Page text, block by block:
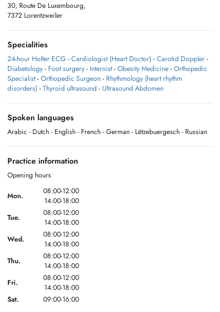
- Adipositas
- Orthopädie
- Echographie (Schilddrüse, Bauch, Halsgefäße, Herz, Gelenke)
- Psychotherapie
Bienvenue au Centre médical Lorentzweiler !
Nous proposons des consultations dans les domaines suivants :
- Médecine générale
- Cardiologie et troubles du rythme cardiaque
- Orthopédie
- Échographie (thyroïde, abdomen, vaisseaux cervicaux, cœur,
- Psychothérapie
30, Route De Luxembourg,
7372 Lorentzweiler
Specialities
24-hour Holter ECG - Cardiologist (Heart Doctor) - Carotid Doppler -
Diabetology - Foot surgery - Internist - Obesity Medicine - Orthopedic
Specialist - Orthopedic Surgeon - Rhythmology (heart rhythm
disorders) - Thyroid ultrasound - Ultrasound Abdomen
Spoken languages
Arabic - Dutch - English - French - German - Lëtzebuergesch - Russian
Practice information
Opening hours
Mon.
08:00-12:00
14:00-18:00
Tue.
08:00-12:00
14:00-18:00
Wed.
08:00-12:00
14:00-18:00
Thu.
08:00-12:00
14:00-18:00
Fri.
08:00-12:00
14:00-18:00
Sat.
09:00-16:00